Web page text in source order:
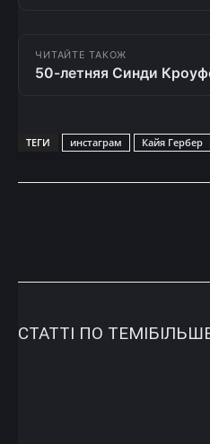
ЧИТАЙТЕ ТАКОЖ
50-летняя Синди
ТЕГИ инстаграм Кайя Гербер
СТАТТІ ПО ТЕМІ